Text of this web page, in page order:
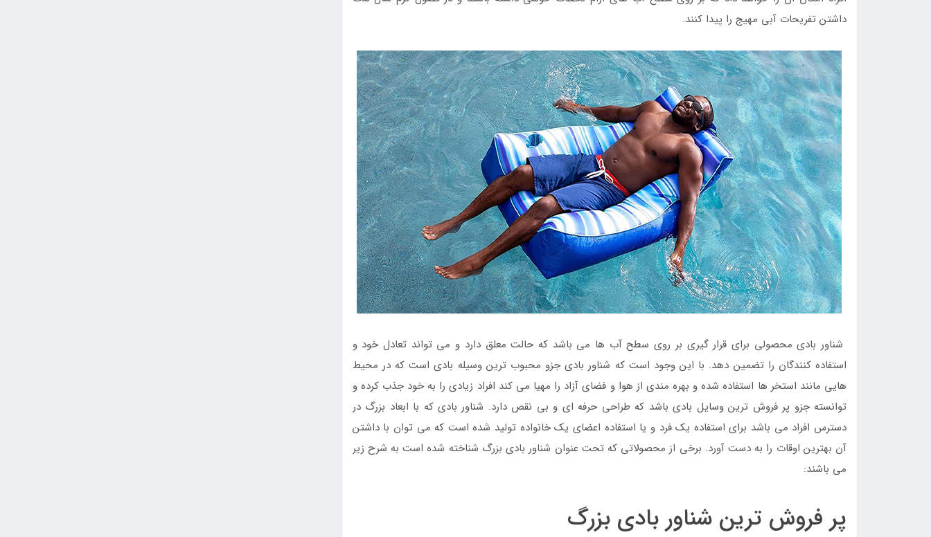
داشتن تفریحات آبی مهیج را پیدا کنند.
شناور بادی محصولی برای قرار گیری بر روی سطح آب ها می باشد که حالت معلق دارد و می تواند تعادل خود و
استفاده کنندگان را تضمین دهد. با این وجود است که شناور بادی جزو محبوب ترین وسیله بادی است که در محیط
هایی مانند استخر ها استفاده شده و بهره مندی از هوا و فضای آزاد را مهیا می کند افراد زیادی را به خود جذب کرده و
توانسته جزو پر فروش ترین وسایل بادی باشد که طراحی حرفه ای و بی نقص دارد. شناور بادی که با ابعاد بزرگ در
دسترس افراد می باشد برای استفاده یک فرد و یا استفاده اعضای یک خانواده تولید شده است که می توان با داشتن
آن بهترین اوقات را به دست آورد. برخی از محصولاتی که تحت عنوان شناور بادی بزرگ شناخته شده است به شرح زیر
می باشند:
پر فروش ترین شناور بادی بزرگ